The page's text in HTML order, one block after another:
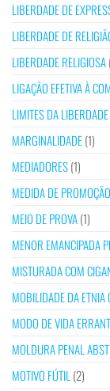
LIBERDADE DE
LIBERDADE DE
LIBERDADE RELIGIOSA
LIGAÇÃO EFETIVA À
LIMITES DA
MARGINALIDADE(1)
MEDIADORES(1)
MEDIDA DE
MEIO DE PROVA(1)
MENOR EMANCIPADA
MISTURADA COM
MOBILIDADE DA ETNIA
MODO DE VIDA
MOLDURA PENAL
MOTIVO FÚTIL (2)